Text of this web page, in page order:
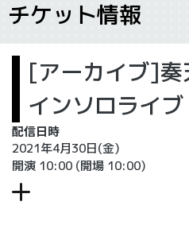
チケット情報
[アーカイブ]奏
インソロライ
配信日時
2021年4月30日(金)
開演 10:00 (開場 10:00)